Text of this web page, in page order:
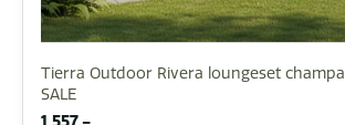
Tierra Outdoor Rivera loungeset
SALE